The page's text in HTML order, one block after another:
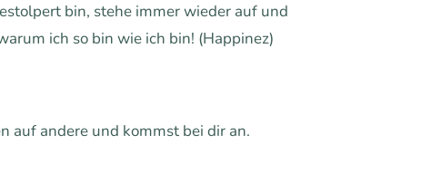
bin, stehe immer wieder auf und
ich so bin wie ich bin! (Happinez)
auf andere und kommst bei dir an.